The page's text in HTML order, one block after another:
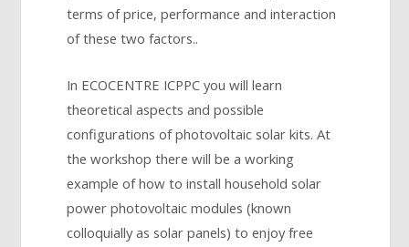
terms of price, performance and interaction
of these two factors..
In ECOCENTRE ICPPC you will learn
theoretical aspects and possible
configurations of photovoltaic solar kits. At
the workshop there will be a working
example of how to install household solar
power photovoltaic modules (known
colloquially as solar panels) to enjoy free